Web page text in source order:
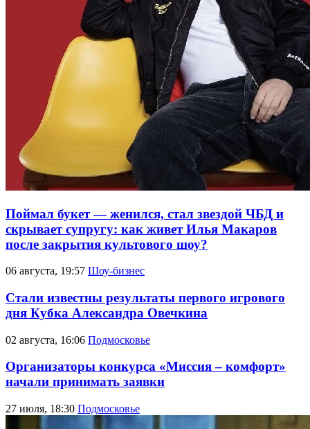
Поймал букет — женился, стал звездой ЧБД и
скрывает супругу: как живет Илья Макаров
после закрытия культового шоу?
06 августа, 19:57 Шоу-бизнес
Стали известны результаты первого игрового
дня Кубка Александра Овечкина
02 августа, 16:06 Подмосковье
Организаторы конкурса «Миссия – комфорт»
начали принимать заявки
27 июля, 18:30 Подмосковье